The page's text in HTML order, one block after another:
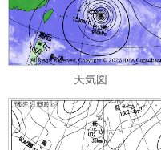
天気図